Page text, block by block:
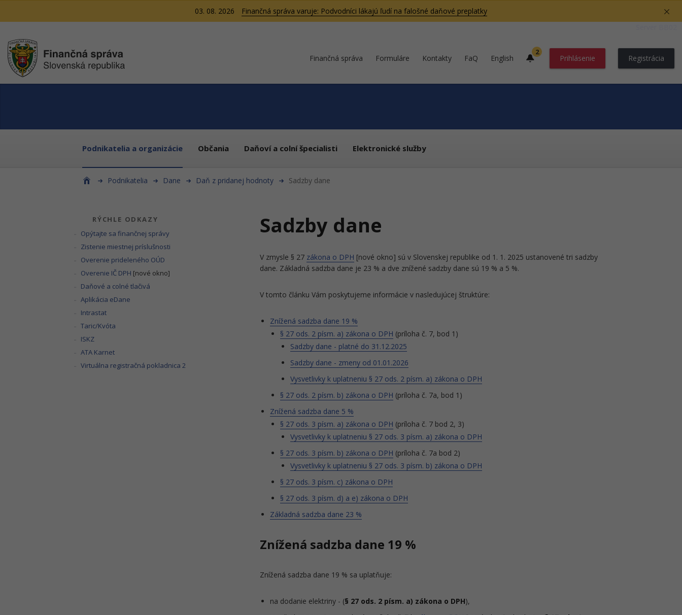
03. 08. 2026
Finančná správa varuje: Podvodníci lákajú ľudí na falošné daňové preplatky
Finančná správa Formuláre Kontakty FaQ English
2
Prihlásenie Registrácia
Podnikatelia a organizácie Občania Daňoví a colní špecialisti Elektronické služby
Podnikatelia Dane Daň z pridanej hodnoty Sadzby dane
RÝCHLE ODKAZY
Opýtajte sa finančnej správy
Zistenie miestnej príslušnosti
Overenie prideleného OÚD
Overenie IČ DPH [nové okno]
Daňové a colné tlačivá
Aplikácia eDane
Intrastat
Taric/Kvóta
ISKZ
ATA Karnet
Virtuálna registračná pokladnica 2
Sadzby dane
V zmysle § 27 zákona o DPH [nové okno] sú v Slovenskej republike od 1. 1. 2025 ustanovené tri sadzby
dane. Základná sadzba dane je 23 % a dve znížené sadzby dane sú 19 % a 5 %.
V tomto článku Vám poskytujeme informácie v nasledujúcej štruktúre:
Znížená sadzba dane 19 %
§ 27 ods. 2 písm. a) zákona o DPH (príloha č. 7, bod 1)
Sadzby dane - platné do 31.12.2025
Sadzby dane - zmeny od 01.01.2026
Vysvetlivky k uplatneniu § 27 ods. 2 písm. a) zákona o DPH
§ 27 ods. 2 písm. b) zákona o DPH (príloha č. 7a, bod 1)
Znížená sadzba dane 5 %
§ 27 ods. 3 písm. a) zákona o DPH (príloha č. 7 bod 2, 3)
Vysvetlivky k uplatneniu § 27 ods. 3 písm. a) zákona o DPH
§ 27 ods. 3 písm. b) zákona o DPH (príloha č. 7a bod 2)
Vysvetlivky k uplatneniu § 27 ods. 3 písm. b) zákona o DPH
§ 27 ods. 3 písm. c) zákona o DPH
§ 27 ods. 3 písm. d) a e) zákona o DPH
Základná sadzba dane 23 %
Znížená sadzba dane 19 %
Znížená sadzba dane 19 % sa uplatňuje:
na dodanie elektriny - (§ 27 ods. 2 písm. a) zákona o DPH),